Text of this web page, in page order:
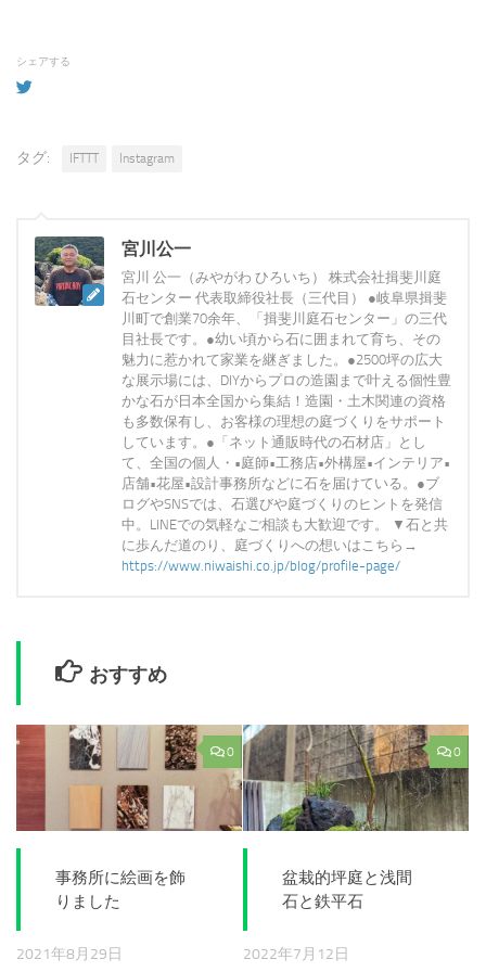
シェアする
タグ: IFTTT Instagram
宮川公一
宮川 公一（みやがわ ひろいち） 株式会社揖斐川庭
石センター 代表取締役社長（三代目） ●岐阜県揖斐
川町で創業70余年、「揖斐川庭石センター」の三代
目社長です。●幼い頃から石に囲まれて育ち、その
魅力に惹かれて家業を継ぎました。●2500坪の広大
な展示場には、DIYからプロの造園まで叶える個性豊
かな石が日本全国から集結！造園・土木関連の資格
も多数保有し、お客様の理想の庭づくりをサポート
しています。●「ネット通販時代の石材店」とし
て、全国の個人・•庭師•工務店•外構屋•インテリア•
店舗•花屋•設計事務所などに石を届けている。●ブ
ログやSNSでは、石選びや庭づくりのヒントを発信
中。LINEでの気軽なご相談も大歓迎です。 ▼石と共
に歩んだ道のり、庭づくりへの想いはこちら→
https://www.niwaishi.co.jp/blog/profile-page/
おすすめ
0
事務所に絵画を飾
りました
2021年8月29日
0
盆栽的坪庭と浅間
石と鉄平石
2022年7月12日